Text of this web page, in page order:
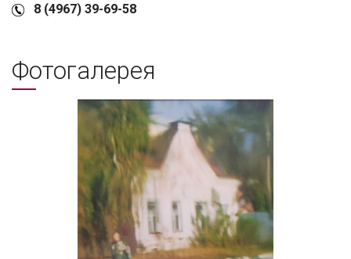
8 (4967) 39-69-58
Фотогалерея